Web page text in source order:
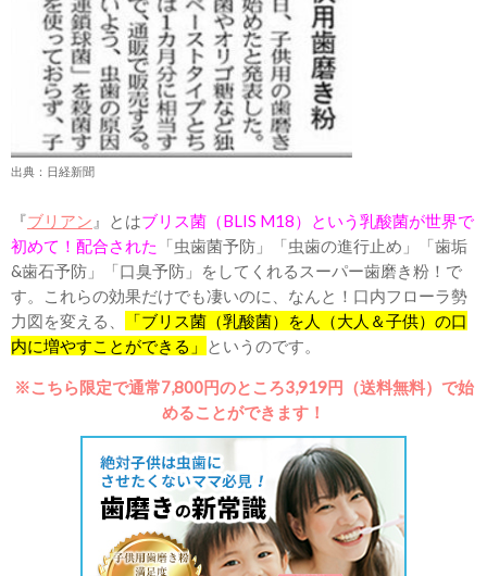
出典：日経新聞
『ブリアン 』とはブリス菌（BLIS M18）という乳酸菌が世界で
初めて！配合された
「虫歯菌予防」「虫歯の進行止め」「歯垢
&歯石予防」「口臭予防」をしてくれるスーパー歯磨き粉！で
す。これらの効果だけでも凄いのに、なんと！口内フローラ勢
力図を変える、
「ブリス菌（乳酸菌）を人（大人＆子供）の口
内に増やすことができる」
というのです。
※こちら限定で通常7,800円のところ3,919円（送料無料）で始
めることができます！